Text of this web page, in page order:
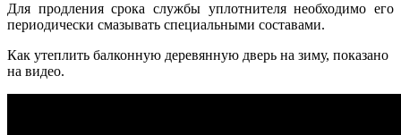
Для продления срока службы уплотнителя необходимо его
периодически смазывать специальными составами.
Как утеплить балконную деревянную дверь на зиму, показано
на видео.